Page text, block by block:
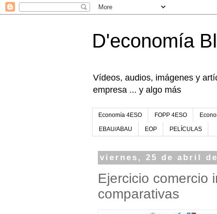
D'economía
Vídeos, audios, imágenes y
empresa ... y algo más
Economía 4ESO FOPP 4ESO
EBAU/ABAU EOP PELÍCULAS
viernes, 25 de abril
Ejercicio comercio
comparativas